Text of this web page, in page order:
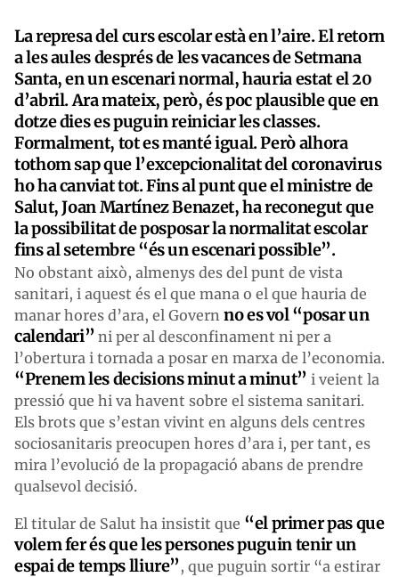
La represa del curs escolar està en l’aire. El retorn
a les aules després de les vacances de Setmana
Santa, en un escenari normal, hauria estat el 20
d’abril. Ara mateix, però, és poc plausible que en
dotze dies es puguin reiniciar les classes.
Formalment, tot es manté igual. Però alhora
tothom sap que l’excepcionalitat del coronavirus
ho ha canviat tot. Fins al punt que el ministre de
Salut, Joan Martínez Benazet, ha reconegut que
la possibilitat de posposar la normalitat escolar
fins al setembre “és un escenari possible”.
No obstant això, almenys des del punt de vista
sanitari, i aquest és el que mana o el que hauria de
manar hores d’ara, el Govern no es vol “posar un
calendari”ni per al desconfinament ni per a
l’obertura i tornada a posar en marxa de l’economia.
“Prenem les decisions minut a minut” i veient la
pressió que hi va havent sobre el sistema sanitari.
Els brots que s’estan vivint en alguns dels centres
sociosanitaris preocupen hores d’ara i, per tant, es
mira l’evolució de la propagació abans de prendre
qualsevol decisió.
El titular de Salut ha insistit que “el primer pas que
volem fer és que les persones puguin tenir un
espai de temps lliure”, que puguin sortir “a estirar